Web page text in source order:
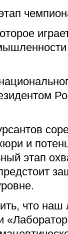
и
этап
что наш